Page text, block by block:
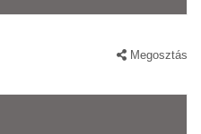
Megosztás